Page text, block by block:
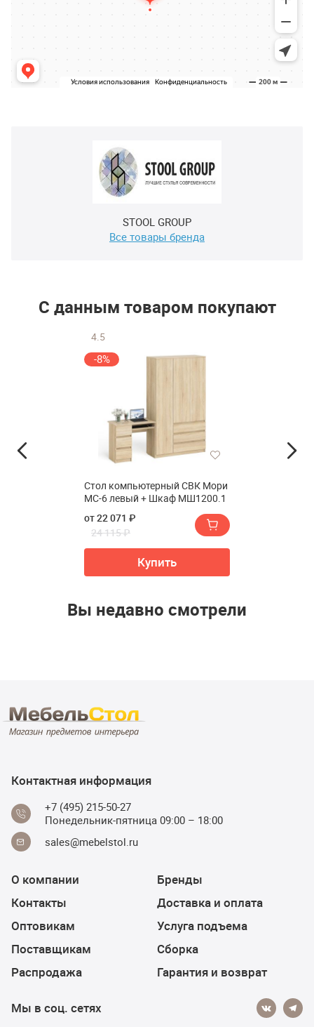
STOOL GROUP
Все товары бренда
С данным товаром покупают
4.5
-8%
Стол компьютерный СВК Мори
МС-6 левый + Шкаф МШ1200.1
от 22 071 ₽
24 115 ₽
Купить
Вы недавно смотрели
Контактная информация
+7 (495) 215-50-27
Понедельник-пятница 09:00 – 18:00
sales@mebelstol.ru
О компании
Контакты
Оптовикам
Поставщикам
Распродажа
Бренды
Доставка и оплата
Услуга подъема
Сборка
Гарантия и возврат
Мы в соц. сетях